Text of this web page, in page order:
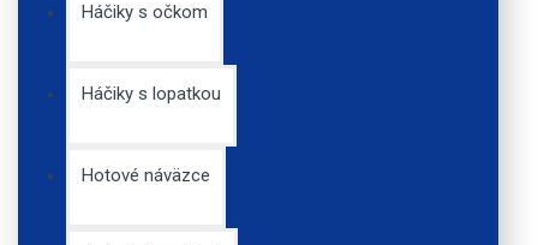
Háčiky s očkom
Háčiky s lopatkou
Hotové náväzce
Jigová hlava Kamatsu